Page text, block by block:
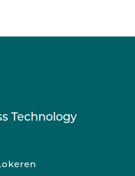
Technology